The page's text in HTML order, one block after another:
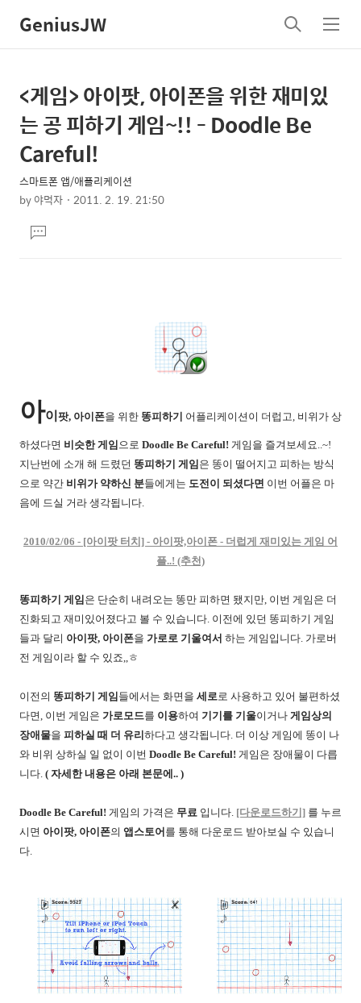
GeniusJW
검
색
메
뉴
상
세
컨
텐
츠
본
문
제
목
<게임> 아이팟, 아이폰을 위한 재미있
는 공 피하기 게임~!! - Doodle Be
Careful!
스마트폰 앱/애플리케이션
by야먹자 2011. 2. 19. 21:50
문댓
글
아이 팟, 아이폰을 위한 똥피하기 어플리케이션이 더럽고, 비위가 상
하셨다면 비슷한 게임 으로 Doodle Be Careful! 게임을 즐겨보세요..~!
지난번에 소개 해 드렸던 똥피하기 게임 은 똥이 떨어지고 피하는 방식
으로 약간 비위가 약하신 분들에게는 도전이 되셨다면 이번 어플은 마
음에 드실 거라 생각됩니다.
2010/02/06 - [아이팟 터치] - 아이팟,아이폰 - 더럽게 재미있는 게임 어
플..! (추천)
똥피하기 게임 은 단순히 내려오는 똥만 피하면 됐지만, 이번 게임은 더
진화되고 재미있어졌다고 볼 수 있습니다. 이전에 있던 똥피하기 게임
들과 달리 아이팟, 아이폰을 가로로 기울여서 하는 게임입니다. 가로버
전 게임이라 할 수 있죠,,ㅎ
이전의 똥피하기 게임 들에서는 화면을 세로로 사용하고 있어 불편하셨
다면, 이번 게임은 가로모드를 이용하여 기기를 기울이거나 게임상의
장애물을 피하실 때 더 유리 하다고 생각됩니다. 더 이상 게임에 똥이 나
와 비위 상하실 일 없이 이번 Doodle Be Careful! 게임은 장애물이 다릅
니다. ( 자세한 내용은 아래 본문에.. )
Doodle Be Careful! 게임의 가격은 무료 입니다. [다운로드하기] 를 누르
시면 아이팟, 아이폰의 앱스토어 를 통해 다운로드 받아보실 수 있습니
다.